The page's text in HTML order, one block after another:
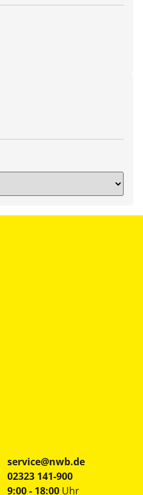
service@nwb.de
02323 141-900
9:00 - 18:00 Uhr